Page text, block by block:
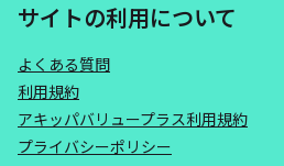
サイトの利用について
よくある質問
利用規約
アキッパバリュープラス利用規約
プライバシーポリシー